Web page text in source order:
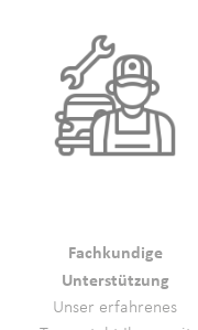
Fachkundige
Unterstützung
Unser erfahrenes